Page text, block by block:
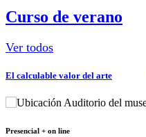
Curso de verano
Ver todos
El calculable valor del arte
Auditorio del
Presencial + on line